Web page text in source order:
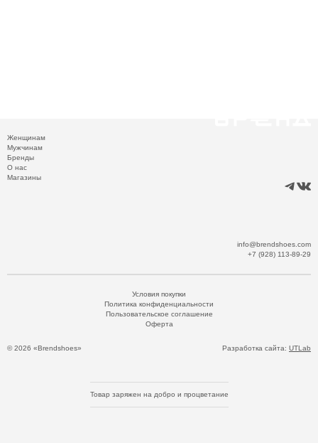
Женщинам
Мужчинам
Бренды
О нас
Магазины
info@brendshoes.com
+7 (928) 113-89-29
© 2026 «Brendshoes»
Условия покупки
Политика конфиденциальности
Пользовательское соглашение
Оферта
Разработка сайта: UTLab
Товар заряжен на добро и процветание